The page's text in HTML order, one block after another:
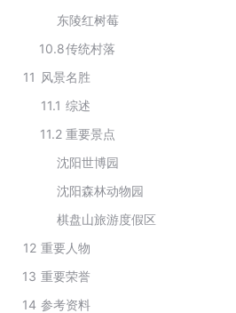
东陵红树莓
10.8传统村落
11 风景名胜
11.1 综述
11.2 重要景点
沈阳世博园
沈阳森林动物园
棋盘山旅游度假区
12 重要人物
13 重要荣誉
14 参考资料